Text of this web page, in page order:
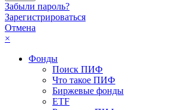
Забыли пароль?
Зарегистрироваться
Отмена
×
Фонды
Поиск ПИФ
Что такое ПИФ
Биржевые фонды
ETF